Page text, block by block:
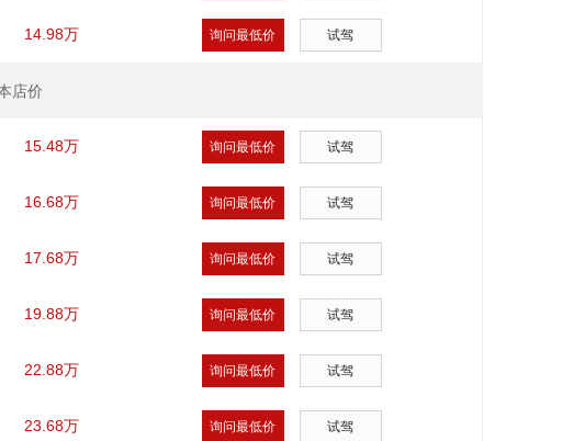
14.98万 询问最低价 试驾
店价
15.48万 询问最低价 试驾
16.68万 询问最低价 试驾
17.68万 询问最低价 试驾
19.88万 询问最低价 试驾
22.88万 询问最低价 试驾
23.68万 询问最低价 试驾